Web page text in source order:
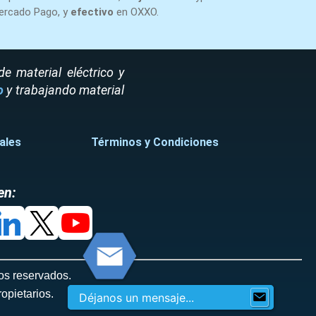
Pago, y efectivo en OXXO.
material eléctrico y
y trabajando material
Términos y Condiciones
reservados.
Déjanos un mensaje...